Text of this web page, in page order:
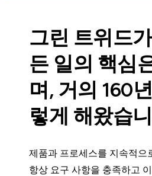
그린 트위드
든 일의 핵심
며, 거의 160
렇게 해왔습
제품과 프로세스를 지속적으
항상 요구 사항을 충족하고